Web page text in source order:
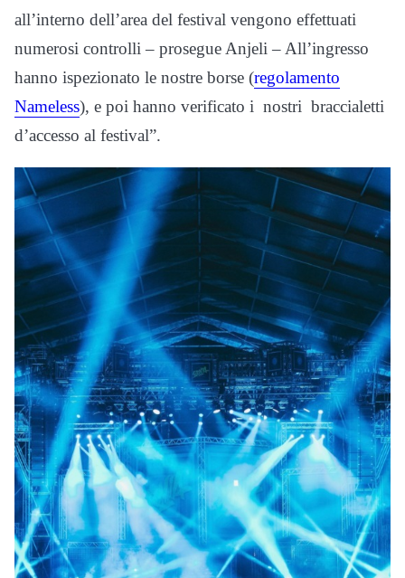
all’interno dell’area del festival vengono effettuati
numerosi controlli – prosegue Anjeli – All’ingresso
hanno ispezionato le nostre borse (regolamento
Nameless), e poi hanno verificato i nostri braccialetti
d’accesso al festival”.